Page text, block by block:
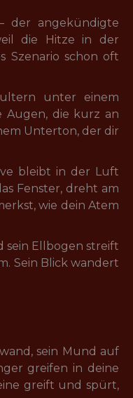
der angekündigte
die Hitze in der
Szenario schon oft
unter einem
Augen, die kurz an
Unterton, der dir
bleibt in der Luft
Fenster, dreht am
wie dein Atem
sein Ellbogen streift
Sein Blick wandert
sein Mund auf
greifen in deine
greift und spürt,